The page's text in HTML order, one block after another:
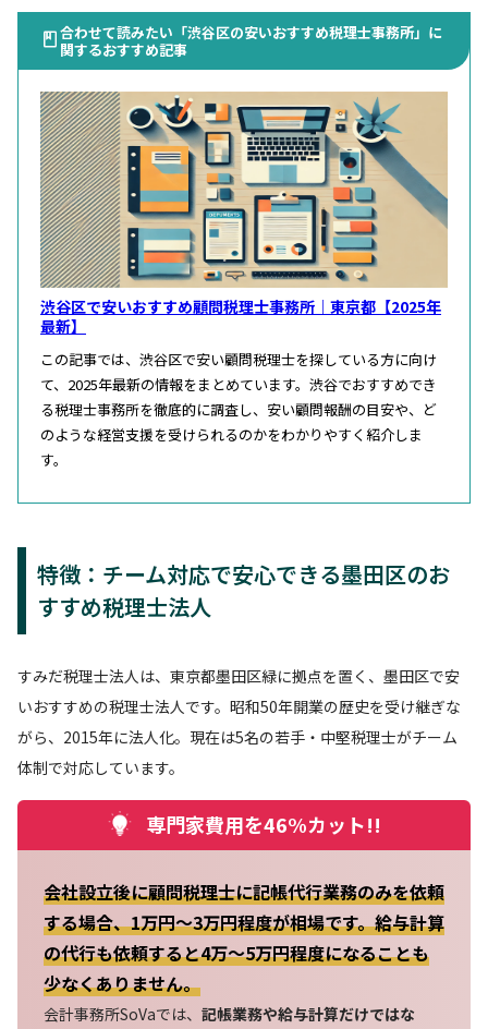
合わせて読みたい「渋谷区の安いおすすめ税理士事務所」に
関するおすすめ記事
渋谷区で安いおすすめ顧問税理士事務所｜東京都【2025年
最新】
この記事では、渋谷区で安い顧問税理士を探している方に向け
て、2025年最新の情報をまとめています。渋谷でおすすめでき
る税理士事務所を徹底的に調査し、安い顧問報酬の目安や、ど
のような経営支援を受けられるのかをわかりやすく紹介しま
す。
特徴：チーム対応で安心できる墨田区のお
すすめ税理士法人
すみだ税理士法人は、東京都墨田区緑に拠点を置く、墨田区で安
いおすすめの税理士法人です。昭和50年開業の歴史を受け継ぎな
がら、2015年に法人化。現在は5名の若手・中堅税理士がチーム
体制で対応しています。
専門家費用を46%カット!!
会社設立後に顧問税理士に記帳代行業務のみを依頼
する場合、1万円～3万円程度が相場です。給与計算
の代行も依頼すると4万～5万円程度になることも
少なくありません。
会計事務所SoVaでは、 記帳業務や給与計算だけではな